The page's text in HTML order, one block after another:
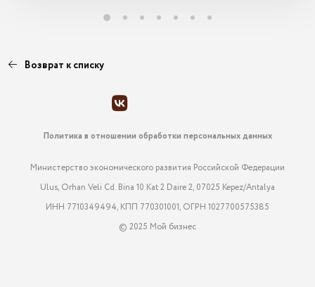
Возврат к списку
Политика в отношении обработки персональных данных
Министерство экономического развития Российской Федерации
Ulus, Orhan Veli Cd. Bina 10 Kat 2 Daire 2, 07025 Kepez/Antalya
ИНН 7710349494, КПП 770301001, ОГРН 1027700575385
© 2025 Мой бизнес